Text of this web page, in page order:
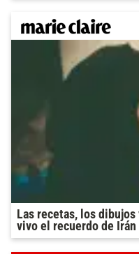
Las recetas, los
vivo el recuerdo de Irán